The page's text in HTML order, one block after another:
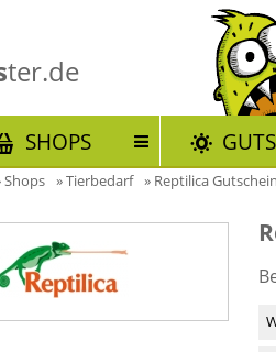
ter.de
SHOPS
Shops »Tierbedarf » Reptilica